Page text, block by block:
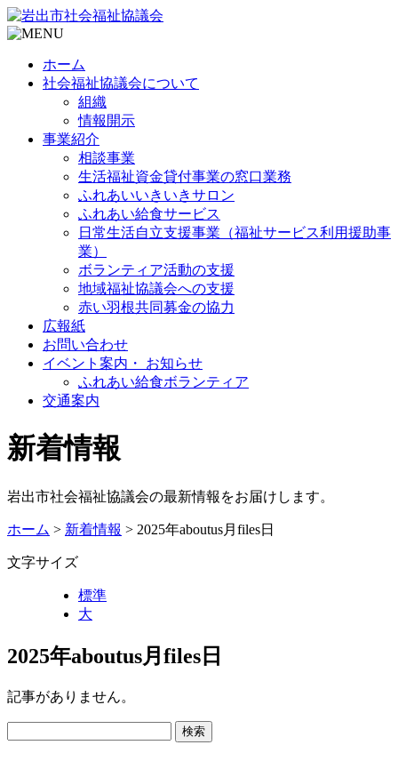
ホーム
社会福祉協議会について
組織
情報開示
事業紹介
相談事業
生活福祉資金貸付事業の窓口業務
ふれあいいきいきサロン
ふれあい給食サービス
日常生活自立支援事業（福祉サービス利用援助事
業）
ボランティア活動の支援
地域福祉協議会への支援
赤い羽根共同募金の協力
広報紙
お問い合わせ
イベント案内・ お知らせ
ふれあい給食ボランティア
交通案内
新着情報
岩出市社会福祉協議会の最新情報をお届けします。
ホーム > 新着情報 > 2025年aboutus月files日
文字サイズ
標準
大
2025年aboutus月files日
記事がありません。